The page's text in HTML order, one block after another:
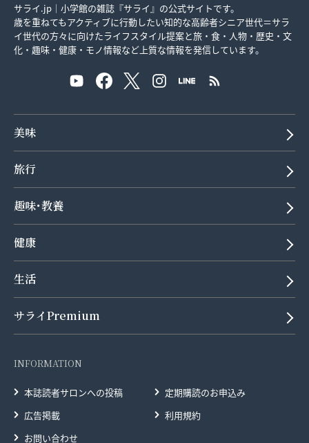
サライ.jp｜小学館の雑誌『サライ』の公式サイトです。
歳を重ねてもアクティブに行動したい知的な高齢者シニア世代＝サラ
イ世代の方々に向けたライフスタイル提案と旅・食・人物・歴史・文
化・趣味・健康・モノ情報など上質な情報を発信しています。
美味
旅行
趣味･教養
健康
生活
サライPremium
INFORMATION
本誌読者サロンへの投稿
定期購読のお申込み
広告掲載
利用規約
お問い合わせ